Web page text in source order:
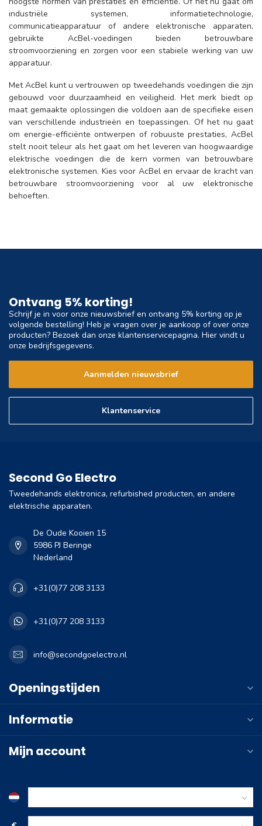
industriële systemen, informatietechnologie,
communicatieapparatuur of andere elektronische apparaten,
gebruikte AcBel-voedingen bieden betrouwbare
stroomvoorziening en zorgen voor een stabiele werking van uw
apparatuur.
Met AcBel kunt u vertrouwen op tweedehands voedingen die zijn
gebouwd voor duurzaamheid en veiligheid. Het merk biedt op
maat gemaakte oplossingen die voldoen aan de specifieke eisen
van verschillende industrieën en toepassingen. Of het nu gaat
om energie-efficiënte ontwerpen of robuuste prestaties, AcBel
stelt nooit teleur als het gaat om het leveren van hoogwaardige
elektrische voedingen die de kern vormen van betrouwbare
elektronische systemen. Kies voor AcBel en ervaar de kracht van
betrouwbare stroomvoorziening voor al uw elektronische
behoeften.
Ontvang 5% korting!
Schrijf je in voor onze nieuwsbrief en ontvang 5% korting op je
volgende bestelling! Heb je vragen over je aankoop of over onze
producten? Bezoek dan onze klantenservicepagina. Hier vindt u
onze bedrijfsgegevens.
Aanmelden nieuwsbrief
Klantenservice
Second Go Electro
Tweedehands elektronica, refurbished producten, en andere
elektrische apparaten.
De Oude Kooien 15
5986 PJ Beringe
Nederland
+31(0)77 208 3133
+31(0)77 208 3133
info@secondgoelectro.nl
Openingstijden
Informatie
Mijn account